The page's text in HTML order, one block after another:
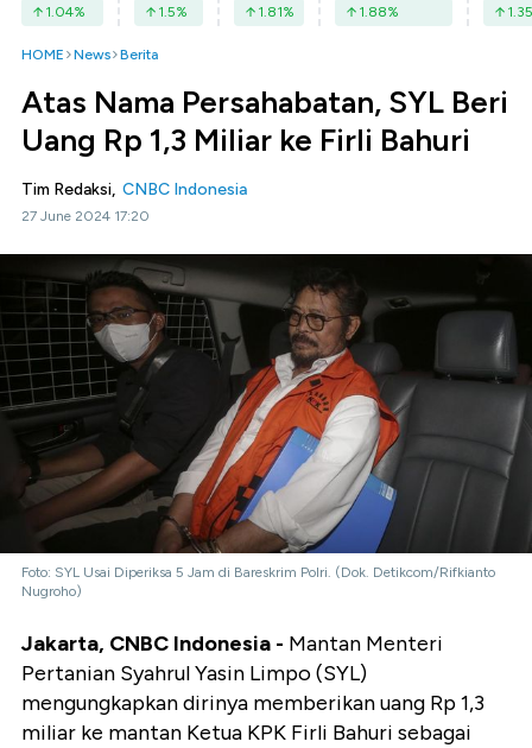
1.04% 1.5% 1.81% 1.88% 1.35
HOME News Berita
Atas Nama Persahabatan, SYL Beri
Uang Rp 1,3 Miliar ke Firli Bahuri
Tim Redaksi, CNBC Indonesia
27 June 2024 17:20
Foto: SYL Usai Diperiksa 5 Jam di Bareskrim Polri. (Dok. Detikcom/Rifkianto
Nugroho)
Jakarta, CNBC Indonesia - Mantan Menteri
Pertanian Syahrul Yasin Limpo (SYL)
mengungkapkan dirinya memberikan uang Rp 1,3
miliar ke mantan Ketua KPK Firli Bahuri sebagai